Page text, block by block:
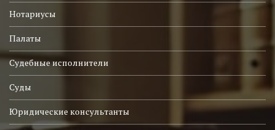
Нотариусы
Палаты
Судебные исполнители
Суды
Юридические консультанты